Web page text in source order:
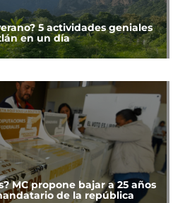
5 actividades geniales
en un día
MC propone bajar a 25 años
de la república